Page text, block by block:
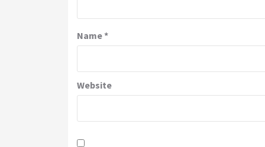
Name*
Website